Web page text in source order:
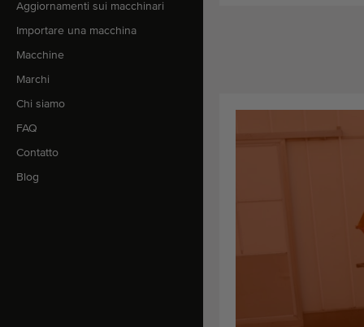
Aggiornamenti sui macchinari
Importare una macchina
Macchine
Marchi
Chi siamo
FAQ
Contatto
Blog